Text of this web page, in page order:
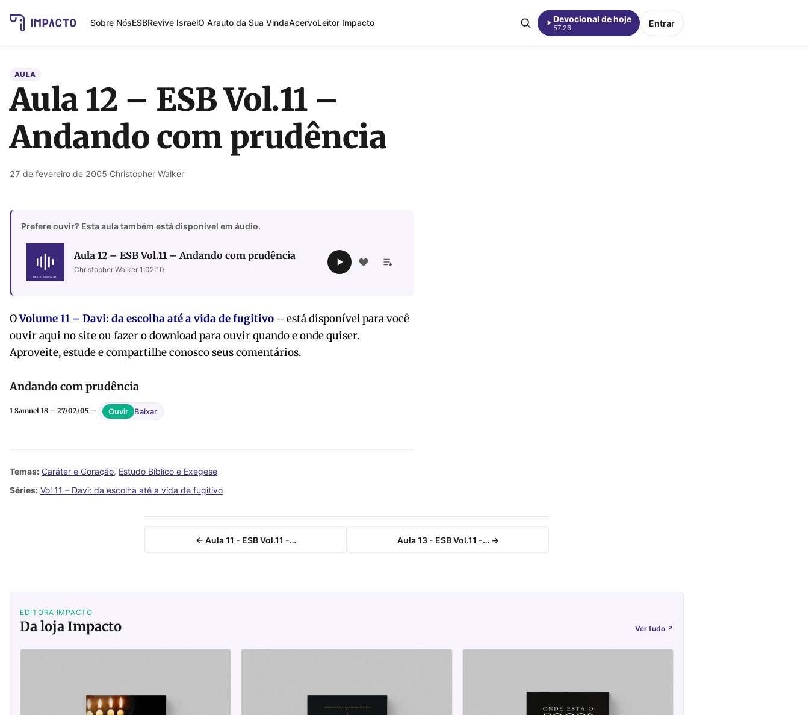
Sobre NósESBRevive IsraelO Arauto da Sua VindaAcervoLeitor Impacto Devocional de hoje
57:26 Entrar
AULA
Aula 12 – ESB Vol.11 –
Andando com prudência
27 de fevereiro de 2005·Christopher Walker
Prefere ouvir? Esta aula também está disponível em áudio.
Aula 12 – ESB Vol.11 – Andando com prudência
Christopher Walker 1:02:10
OVolume 11 – Davi: da escolha até a vida de fugitivo – está disponível para você
ouviraqui no site ou fazer o download para ouvir quando e onde quiser.
Aproveite, estude e compartilhe conosco seus comentários.
Andando com prudência
1 Samuel 18 – 27/02/05 – Ouvir Baixar
Temas: Caráter e Coração, Estudo Bíblico e Exegese
Séries: Vol 11 – Davi: da escolha até a vida de fugitivo
← Aula 11 - ESB Vol.11 -… Aula 13 - ESB Vol.11 -… →
EDITORA IMPACTO
Da loja Impacto Ver tudo ↗